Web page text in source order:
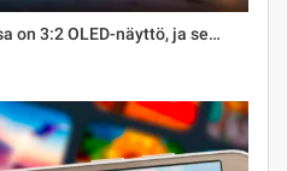
on 3:2 OLED-näyttö, ja se…